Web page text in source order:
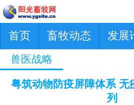
首页 畜牧动态 发展
兽医战略
粤筑动物防疫屏障体系 无
列